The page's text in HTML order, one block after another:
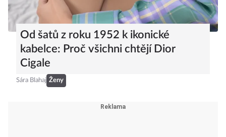
Od šatů z roku 1952 k ikonické